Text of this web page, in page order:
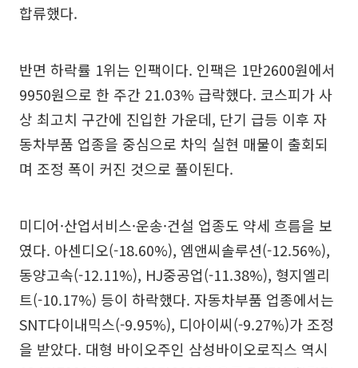
합류했다.
반면 하락률 1위는 인팩이다. 인팩은 1만2600원에서
9950원으로 한 주간 21.03% 급락했다. 코스피가 사
상 최고치 구간에 진입한 가운데, 단기 급등 이후 자
동차부품 업종을 중심으로 차익 실현 매물이 출회되
며 조정 폭이 커진 것으로 풀이된다.
미디어·산업서비스·운송·건설 업종도 약세 흐름을 보
였다. 아센디오(-18.60%), 엠앤씨솔루션(-12.56%),
동양고속(-12.11%), HJ중공업(-11.38%), 형지엘리
트(-10.17%) 등이 하락했다. 자동차부품 업종에서는
SNT다이내믹스(-9.95%), 디아이씨(-9.27%)가 조정
을 받았다. 대형 바이오주인 삼성바이오로직스 역시